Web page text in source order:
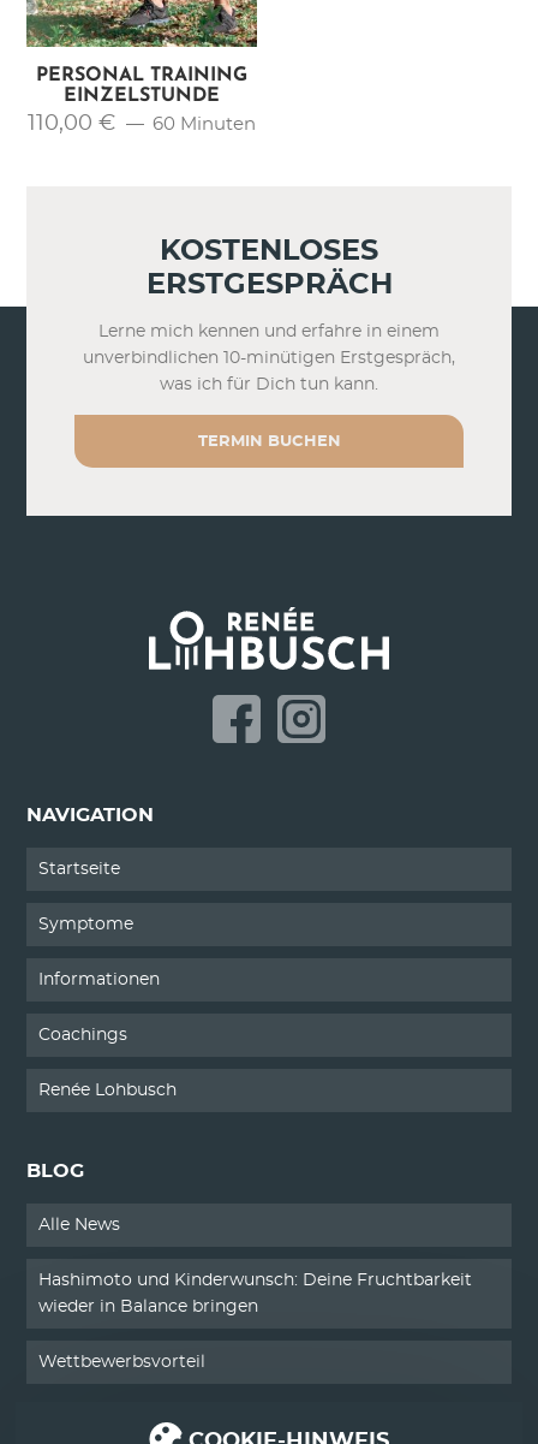
PERSONAL TRAINING
EINZELSTUNDE
110,00€ 60 Minuten
KOSTENLOSES
ERSTGESPRÄCH
Lerne mich kennen und erfahre in einem
unverbindlichen 10-minütigen Erstgespräch,
was ich für Dich tun kann.
TERMIN BUCHEN
NAVIGATION
Startseite
Symptome
Informationen
Coachings
Renée Lohbusch
BLOG
Alle News
Hashimoto und Kinderwunsch: Deine Fruchtbarkeit
wieder in Balance bringen
Wettbewerbsvorteil